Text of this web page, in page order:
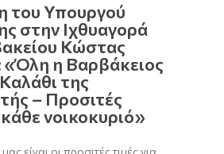
του Υπουργού
στην Ιχθυαγορά
Κώστας
«Όλη η Βαρβάκειος
Καλάθι της
– Προσιτές
κάθε νοικοκυριό»